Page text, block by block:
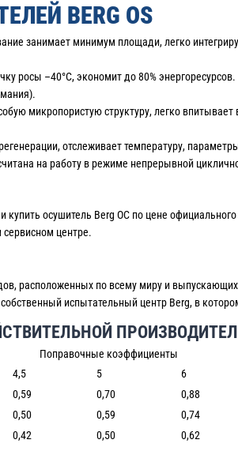
BERG OS
занимает минимум площади, легко
росы –40°C, экономит до 80% энергоресурсов.
микропористую структуру, легко впитывает
отслеживает температуру,
на работу в режиме непрерывной
осушитель Berg OC по цене
центре.
расположенных по всему миру и
испытательный центр Berg, в
Поправочные коэффициенты
4,5 5 6
0,59 0,70 0,88
0,50 0,59 0,74
0,42 0,50 0,62